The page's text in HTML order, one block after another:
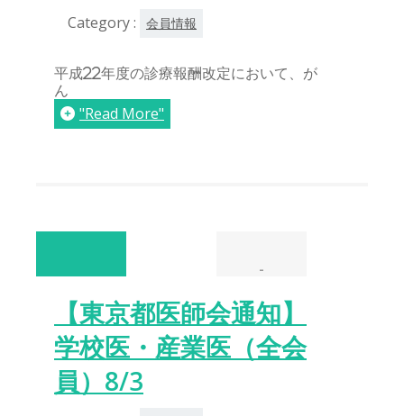
Category : 会員情報
平成22年度の診療報酬改定において、が
ん
"Read More"
-
【東京都医師会通知】
学校医・産業医（全会
員）8/3